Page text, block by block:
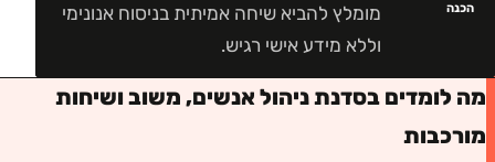
הכנה
מומלץ להביא שיחה אמיתית בניסוח אנונימי
וללא מידע אישי רגיש.
מה לומדים בסדנת ניהול אנשים, משוב ושיחות
מורכבות